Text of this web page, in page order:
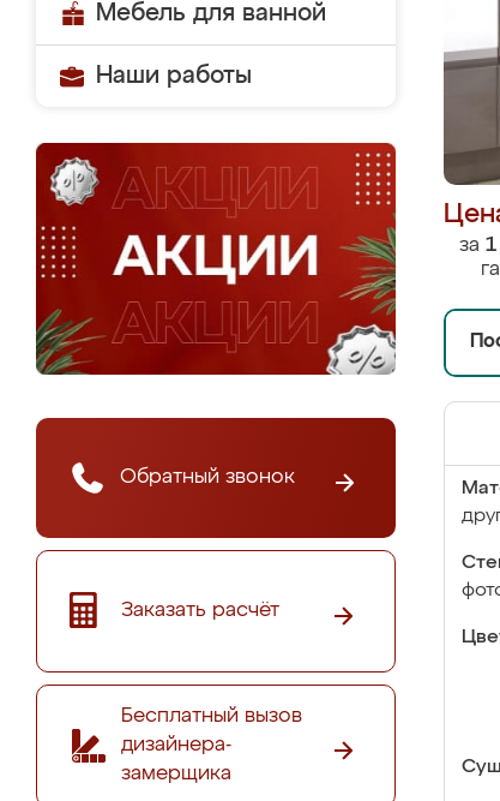
Мебель для ванной
Наши работы
Обратный звонок
Заказать расчёт
Бесплатный вызов
дизайнера-
замерщика
за